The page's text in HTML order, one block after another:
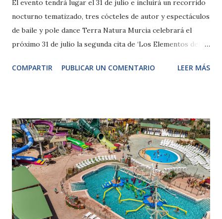
El evento tendrá lugar el 31 de julio e incluirá un recorrido
nocturno tematizado, tres cócteles de autor y espectáculos
de baile y pole dance Terra Natura Murcia celebrará el
próximo 31 de julio la segunda cita de ‘Los Elementos del
coctelería de autor, gastronomía, espectáculos en vivo y
aire, un elemento asociado a la imaginación, la libertad y el
conocimiento. La actividad forma parte de una
programación compuesta por cuatro eventos
independientes inspirados en el agua, el aire, la tierra y el
fuego, desarrollada en colaboración con José García,
conocido como ‘El Alquimista’. La experiencia comenzará
con un recorrido por una zona del parque zoológico
COMPARTIR PUBLICAR UN COMENTARIO LEER MÁS